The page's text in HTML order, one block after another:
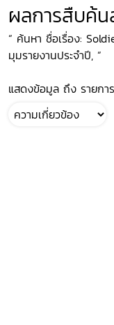
ผลการสืบค้น
“ ค้นหา ชื่อเรื่อง:
มุมรายงานประจำปี, ”
แสดงข้อมูล ถึง รายก